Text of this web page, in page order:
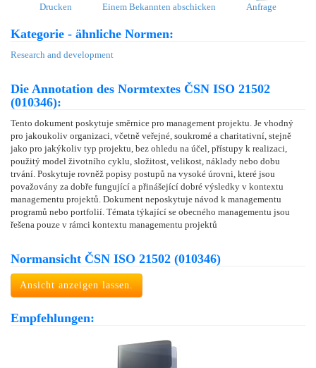
Drucken Einem Bekannten abschicken Anfrage
Kategorie - ähnliche Normen:
Research and development
Die Annotation des Normtextes ČSN ISO 21502
(010346):
Tento dokument poskytuje směrnice pro management projektu. Je vhodný
pro jakoukoliv organizaci, včetně veřejné, soukromé a charitativní, stejně
jako pro jakýkoliv typ projektu, bez ohledu na účel, přístupy k realizaci,
použitý model životního cyklu, složitost, velikost, náklady nebo dobu
trvání. Poskytuje rovněž popisy postupů na vysoké úrovni, které jsou
považovány za dobře fungující a přinášející dobré výsledky v kontextu
managementu projektů. Dokument neposkytuje návod k managementu
programů nebo portfolií. Témata týkající se obecného managementu jsou
řešena pouze v rámci kontextu managementu projektů
Normansicht ČSN ISO 21502 (010346)
Ansicht anzeigen lassen.
Empfehlungen: